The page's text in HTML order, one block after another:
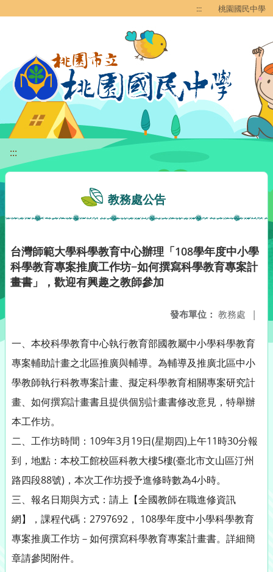
::: 桃園國民中學
:::
教務處公告
台灣師範大學科學教育中心辦理「108學年度中小學
科學教育專案推廣工作坊−如何撰寫科學教育專案計
畫書」，歡迎有興趣之教師參加
發布單位： 教務處 |
一、本校科學教育中心執行教育部國教屬中小學科學教育
專案輔助計畫之北區推廣與輔導。為輔導及推廣北區中小
學教師執行科教專案計畫、擬定科學教育相關專案研究計
畫、如何撰寫計畫書且提供個別計畫書修改意見，特舉辦
本工作坊。
二、工作坊時間：109年3月19日(星期四)上午11時30分報
到，地點：本校工館校區科教大樓5樓(臺北市文山區汀州
路四段88號)，本次工作坊授予進修時數為4小時。
三、報名日期與方式：請上【全國教師在職進修資訊
網】，課程代碼：2797692， 108學年度中小學科學教育
專案推廣工作坊－如何撰寫科學教育專案計畫書。詳細簡
章請參閱附件。